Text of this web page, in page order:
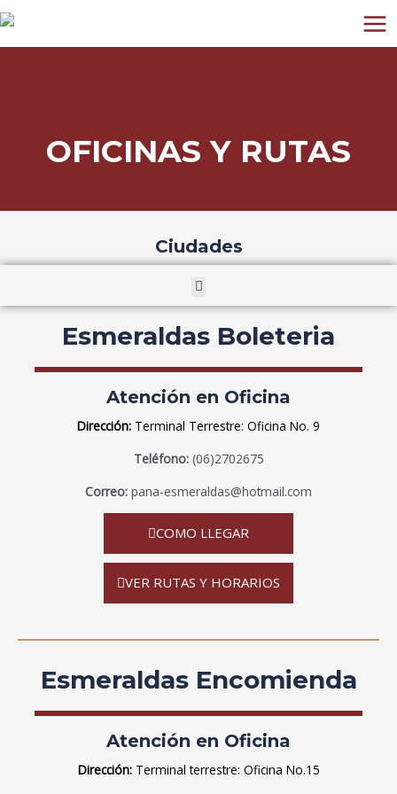
Ir
al
OFICINAS Y RUTAS
Ciudades
Menu
Esmeraldas Boleteria
Atención en Oficina
Dirección: Terminal Terrestre: Oficina No. 9
Teléfono:(06)2702675
Correo: pana-esmeraldas@hotmail.com
COMO LLEGAR
VER RUTAS Y HORARIOS
Esmeraldas Encomienda
Atención en Oficina
Dirección: Terminal terrestre: Oficina No.15